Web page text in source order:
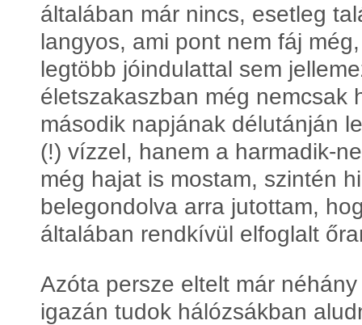
általában már nincs, esetleg
langyos, ami pont nem fáj
legtöbb jóindulattal sem
életszakaszban még nemcsak
második napjának délutánján
(!) vízzel, hanem a harmadik-
még hajat is mostam, szintén
belegondolva arra jutottam,
általában rendkívül elfoglalt
Azóta persze eltelt már
igazán tudok hálózsákban